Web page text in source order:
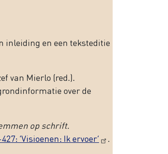
inleiding en een teksteditie
van Mierlo (red.).
over de
op schrift.
‘Visioenen: Ik ervoer’
.